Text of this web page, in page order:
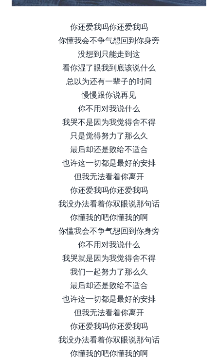
你还爱我吗你还爱我吗
你懂我会不争气想回到你身旁
没想到只能走到这
看你湿了眼我到底该说什么
总以为还有一辈子的时间
慢慢跟你说再见
你不用对我说什么
我哭不是因为我觉得舍不得
只是觉得努力了那么久
最后却还是败给不适合
也许这一切都是最好的安排
但我无法看着你离开
你还爱我吗你还爱我吗
我没办法看着你双眼说那句话
你懂我的吧你懂我的啊
你懂我会不争气想回到你身旁
你不用对我说什么
我哭就是因为我觉得舍不得
我们一起努力了那么久
最后却还是败给不适合
也许这一切都是最好的安排
但我无法看着你离开
你还爱我吗你还爱我吗
我没办法看着你双眼说那句话
你懂我的吧你懂我的啊